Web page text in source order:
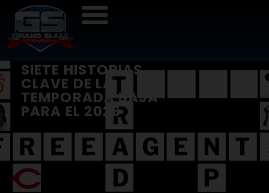
SIETE HISTORIAS
CLAVE DE LA
TEMPORADA BAJA
PARA EL 2026